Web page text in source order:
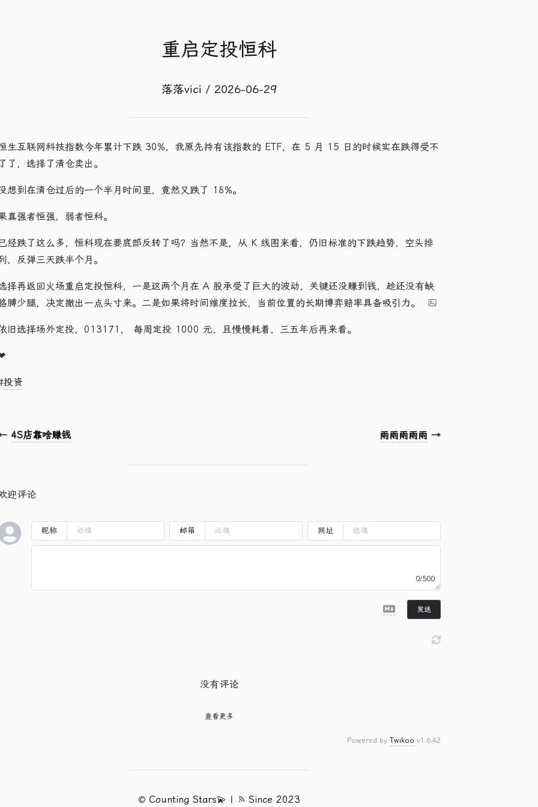
重启定投恒科
落落vici / 2026-06-29
生互联网科技指数今年累计下跌 30%，我原先持有该指数的 ETF，在 5 月 15 日的时候实在跌得受不
了，选择了清仓卖出。
想到在清仓过后的一个半月时间里，竟然又跌了 18%。
真强者恒强，弱者恒科。
经跌了这么多，恒科现在要底部反转了吗？当然不是，从 K 线图来看，仍旧标准的下跌趋势，空头排
，反弹三天跌半个月。
择再返回火场重启定投恒科，一是这两个月在 A 股承受了巨大的波动，关键还没赚到钱，趁还没有缺
膊少腿，决定撤出一点头寸来。二是如果将时间维度拉长，当前位置的长期博弈赔率具备吸引力。
旧选择场外定投，013171， 每周定投 1000 元，且慢慢耗着，三五年后再来看。
投资
4S店靠啥赚钱 雨雨雨雨雨 →
迎评论
昵称 邮箱 网址
0/500
发送
没有评论
查看更多
Powered by Twikoo v1.6.42
© Counting Stars💫 | Since 2023